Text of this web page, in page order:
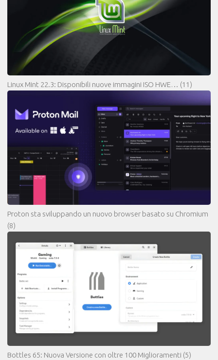
Linux Mint 22.3: Disponibili nuove immagini ISO HWE… (11)
Proton sta sviluppando un nuovo browser basato su Chromium
(8)
Bottles 65: Nuova Versione con oltre 100 Miglioramenti (5)